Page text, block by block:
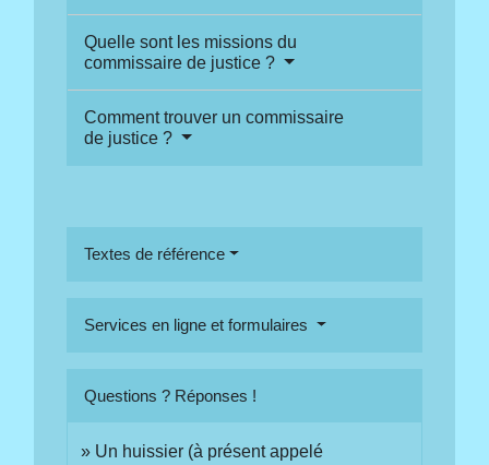
Quelle sont les missions du
commissaire de justice ?
Comment trouver un commissaire
de justice ?
Textes de référence
Services en ligne et formulaires
Questions ? Réponses !
Un huissier (à présent appelé